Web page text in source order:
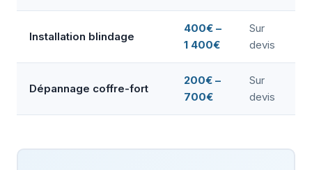
Installation blindage
400€ –
1 400€
Sur
devis
Dépannage coffre-fort
200€ –
700€
Sur
devis